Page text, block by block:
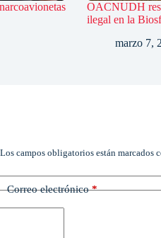
OACNUDH
ilegal en la
marzo 7,
Los campos obligatorios están marcados
Correo electrónico*